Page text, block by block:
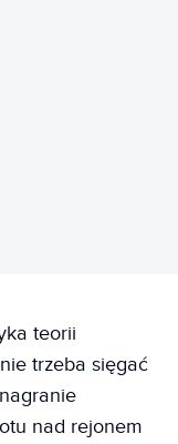
teorii
trzeba sięgać
nad rejonem